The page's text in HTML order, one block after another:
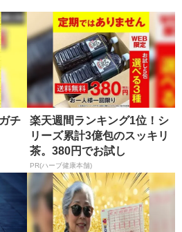
チ
楽天週間ランキング1位！シ
リーズ累計3億包のスッキリ
茶。380円でお試し
PR(ハーブ健康本舗)